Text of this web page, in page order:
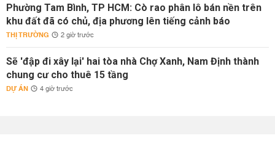
Phường Tam Bình, TP HCM: Cò rao phân lô bán nền trên
khu đất đã có chủ, địa phương lên tiếng cảnh báo
THỊ TRƯỜNG 2 giờ trước
Sẽ 'đập đi xây lại' hai tòa nhà Chợ Xanh, Nam Định thành
chung cư cho thuê 15 tầng
DỰ ÁN 4 giờ trước